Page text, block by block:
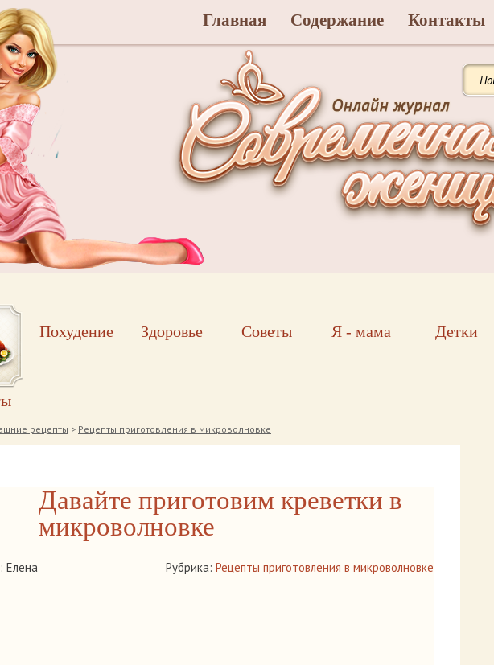
Главная Содержание Контакты
Похудение Здоровье Советы Я - мама Детки
рецепты > Рецепты приготовления в микроволновке
Давайте приготовим креветки в
микроволновке
Елена Рубрика: Рецепты приготовления в микроволновке